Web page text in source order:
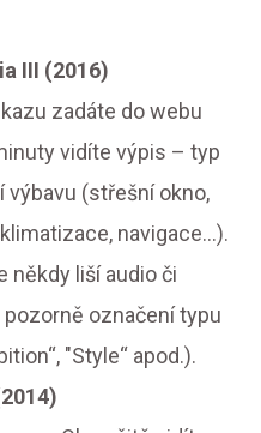
III (2016)
zadáte do webu
vidíte výpis – typ
výbavu (střešní okno,
navigace...).
někdy liší audio či
označení typu
"Style“ apod.).